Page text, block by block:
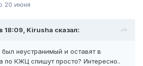
20 июня
18:09, Kirusha сказал:
неустранимый и оставят в
по КЖЦ спишут просто? Интересно..